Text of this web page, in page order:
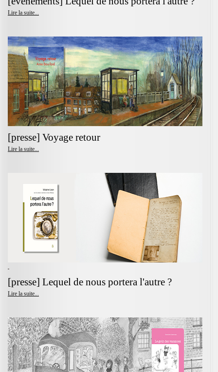
Lire la suite...
[presse] Voyage retour
Lire la suite...
[presse] Lequel de nous portera l'autre ?
Lire la suite...